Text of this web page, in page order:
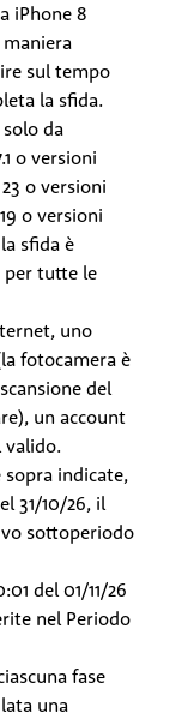
iPhone 8
sul tempo
la sfida.
da
o versioni
o versioni
o versioni
sfida è
per tutte le
uno
fotocamera è
del
un account
valido.
indicate,
31/10/26, il
sottoperiodo
del 01/11/26
nel Periodo
fase
una